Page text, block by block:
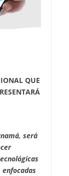
QUE
será